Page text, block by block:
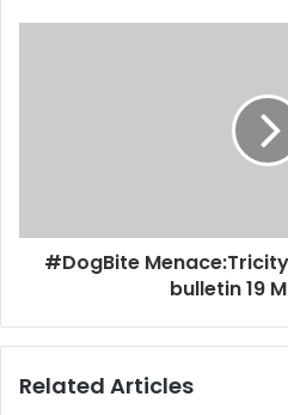
#DogBite
bulletin 19
Related Articles